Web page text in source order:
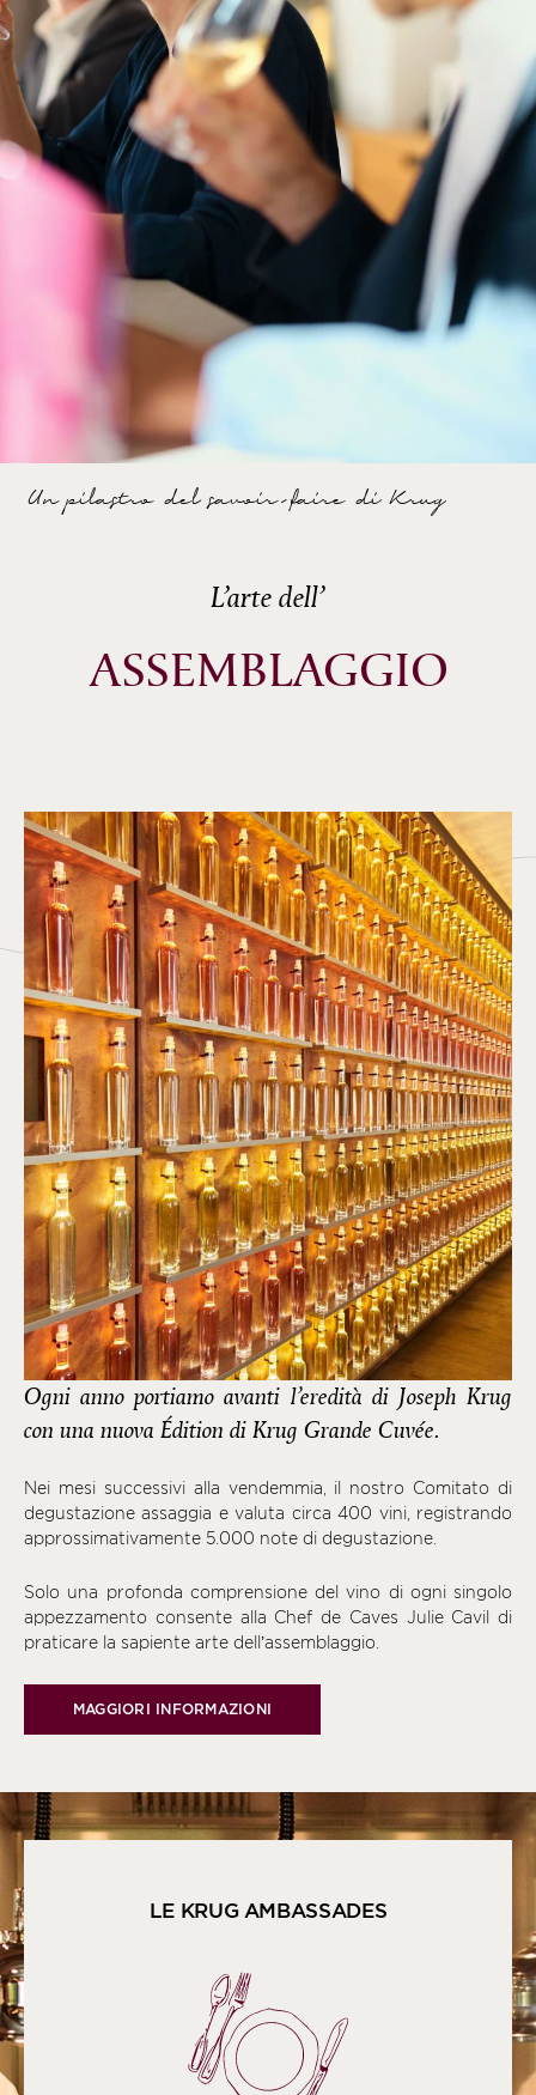
Un pilastro del savoir-faire di Krug
L’arte dell’
ASSEMBLAGGIO
Ogni anno portiamo avanti l’eredità di Joseph Krug
con una nuova Édition di Krug Grande Cuvée.
Nei mesi successivi alla vendemmia, il nostro Comitato di
degustazione assaggia e valuta circa 400 vini, registrando
approssimativamente 5.000 note di degustazione.
Solo una profonda comprensione del vino di ogni singolo
appezzamento consente alla Chef de Caves Julie Cavil di
praticare la sapiente arte dell’assemblaggio.
MAGGIORI INFORMAZIONI
LE KRUG AMBASSADES